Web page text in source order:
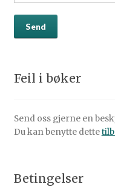
Feil i bøker
Send oss gjerne en
Du kan benytte dette
Betingelser